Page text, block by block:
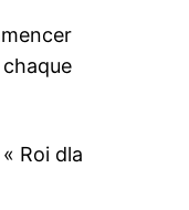
Roi dla